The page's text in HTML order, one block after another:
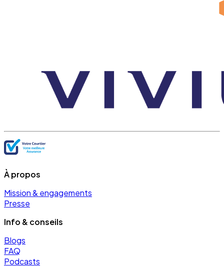
À propos
Mission & engagements
Presse
Info & conseils
Blogs
FAQ
Podcasts